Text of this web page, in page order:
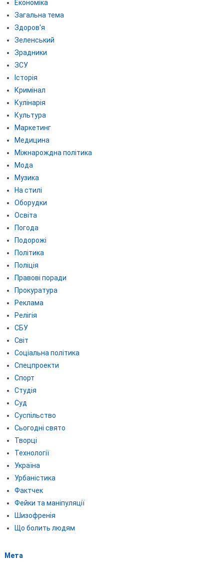
Економіка
Загальна тема
Здоров'я
Зеленський
Зрадники
ЗСУ
Історія
Кримінал
Кулінарія
Культура
Маркетинг
Медицина
Міжнарождна політика
Мода
Музика
На стилі
Оборудки
Освіта
Погода
Подорожі
Політика
Поліція
Правові поради
Прокуратура
Реклама
Релігія
СБУ
Світ
Соціальна політика
Спецпроекти
Спорт
Студія
Суд
Суспільство
Сьогодні свято
Творці
Технології
Україна
Урбаністика
Фактчек
Фейки та маніпуляції
Шизофренія
Що болить людям
Мета